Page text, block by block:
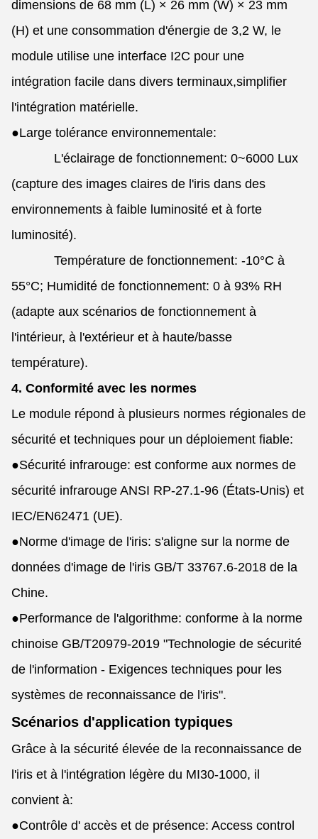
dimensions de 68 mm (L) × 26 mm (W) × 23 mm
(H) et une consommation d'énergie de 3,2 W, le
module utilise une interface I2C pour une
intégration facile dans divers terminaux,simplifier
l'intégration matérielle.
●Large tolérance environnementale:
L'éclairage de fonctionnement: 0~6000 Lux
(capture des images claires de l'iris dans des
environnements à faible luminosité et à forte
luminosité).
Température de fonctionnement: -10°C à
55°C; Humidité de fonctionnement: 0 à 93% RH
(adapte aux scénarios de fonctionnement à
l'intérieur, à l'extérieur et à haute/basse
température).
4. Conformité avec les normes
Le module répond à plusieurs normes régionales de
sécurité et techniques pour un déploiement fiable:
●Sécurité infrarouge: est conforme aux normes de
sécurité infrarouge ANSI RP-27.1-96 (États-Unis) et
IEC/EN62471 (UE).
●Norme d'image de l'iris: s'aligne sur la norme de
données d'image de l'iris GB/T 33767.6-2018 de la
Chine.
●Performance de l'algorithme: conforme à la norme
chinoise GB/T20979-2019 "Technologie de sécurité
de l'information - Exigences techniques pour les
systèmes de reconnaissance de l'iris".
Scénarios d'application typiques
Grâce à la sécurité élevée de la reconnaissance de
l'iris et à l'intégration légère du MI30-1000, il
convient à:
●Contrôle d' accès et de présence: Access control